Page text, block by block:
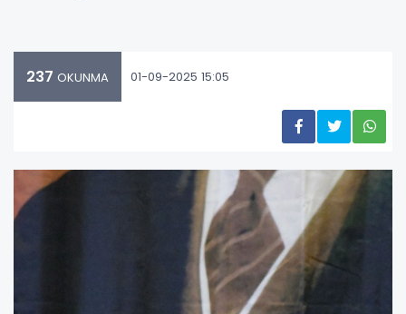
237 OKUNMA 01-09-2025 15:05